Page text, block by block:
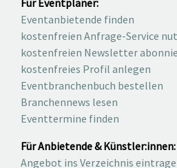
Eventanbietende finden
kostenfreien Anfrage-Service
kostenfreien Newsletter
kostenfreies Profil anlegen
Eventbranchenbuch bestellen
Branchennews lesen
Eventtermine finden
Für Anbietende & Künstler:innen:
Angebot ins Verzeichnis